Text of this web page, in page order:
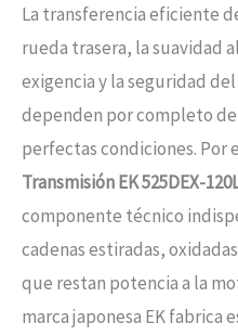
La transferencia eficiente
rueda trasera, la suavidad
exigencia y la seguridad
dependen por completo
perfectas condiciones. Por
Transmisión EK 525DEX-
componente técnico
cadenas estiradas,
que restan potencia a la
marca japonesa EK